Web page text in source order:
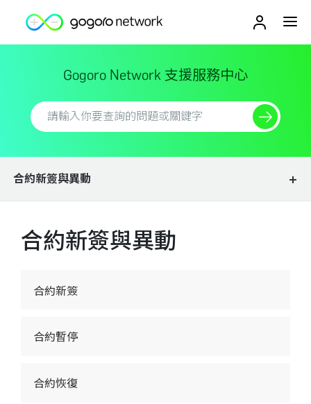
Gogoro Network 支援服務中心
合約新簽與異動
合約新簽與異動
合約新簽
合約暫停
合約恢復